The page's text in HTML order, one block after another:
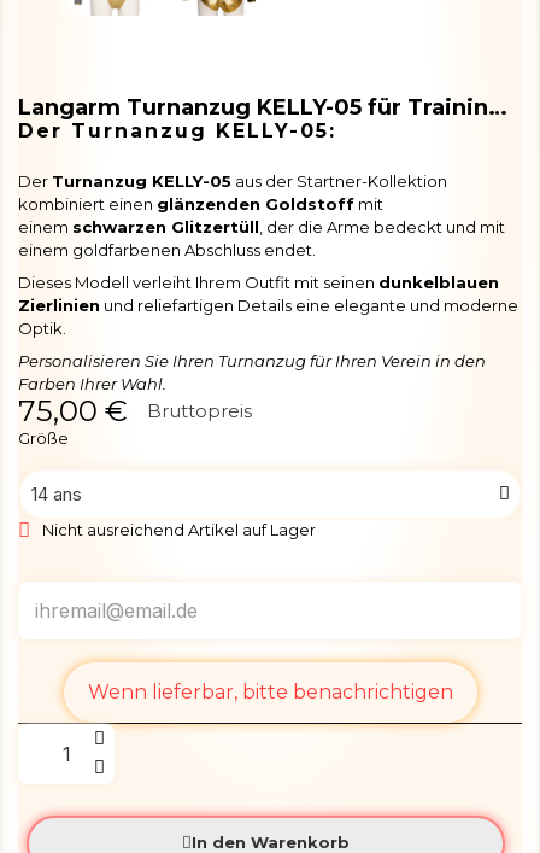
Langarm Turnanzug KELLY-05 für Training und Wettkampf
Der Turnanzug KELLY-05:
Der Turnanzug KELLY-05 aus der Startner-Kollektion
kombiniert einen glänzenden Goldstoff mit
einem schwarzen Glitzertüll , der die Arme bedeckt und mit
einem goldfarbenen Abschluss endet.
Dieses Modell verleiht Ihrem Outfit mit seinen dunkelblauen
Zierlinien und reliefartigen Details eine elegante und moderne
Optik.
Personalisieren Sie Ihren Turnanzug für Ihren Verein in den
Farben Ihrer Wahl.
75,00 € Bruttopreis
Größe
Nicht ausreichend Artikel auf Lager
Wenn lieferbar, bitte benachrichtigen
In den Warenkorb